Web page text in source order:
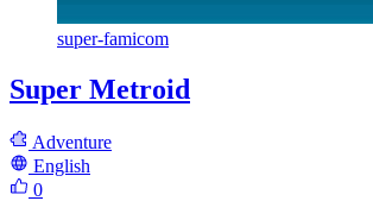
super-famicom
Super Metroid
Adventure
English
0